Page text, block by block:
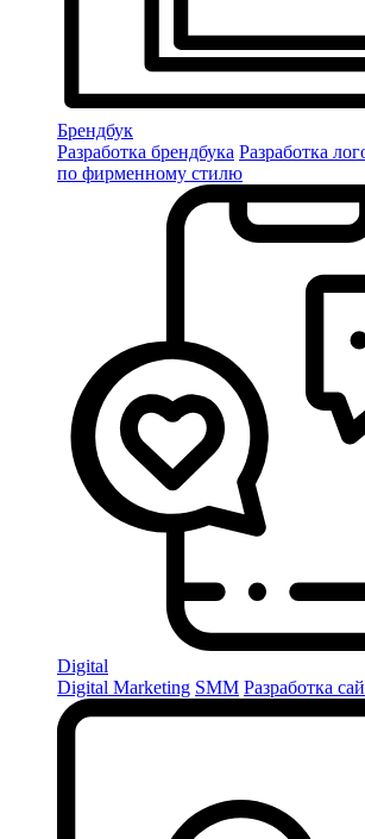
Брендбук
Разработка брендбука Разработка
по фирменному стилю
Digital
Digital Marketing SMM Разработка